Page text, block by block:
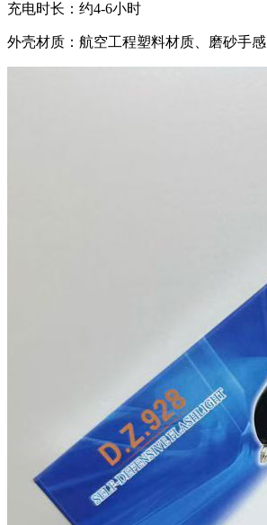
充电时长：约4-6小时
外壳材质：航空工程塑料材质、磨砂手感